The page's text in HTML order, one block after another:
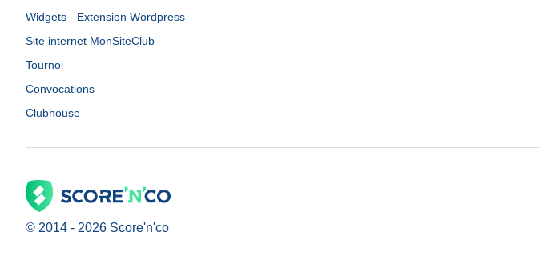
Widgets - Extension Wordpress
Site internet MonSiteClub
Tournoi
Convocations
Clubhouse
© 2014 - 2026 Score'n'co